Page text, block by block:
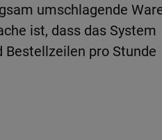
umschlagende
ist, dass das System
pro Stunde